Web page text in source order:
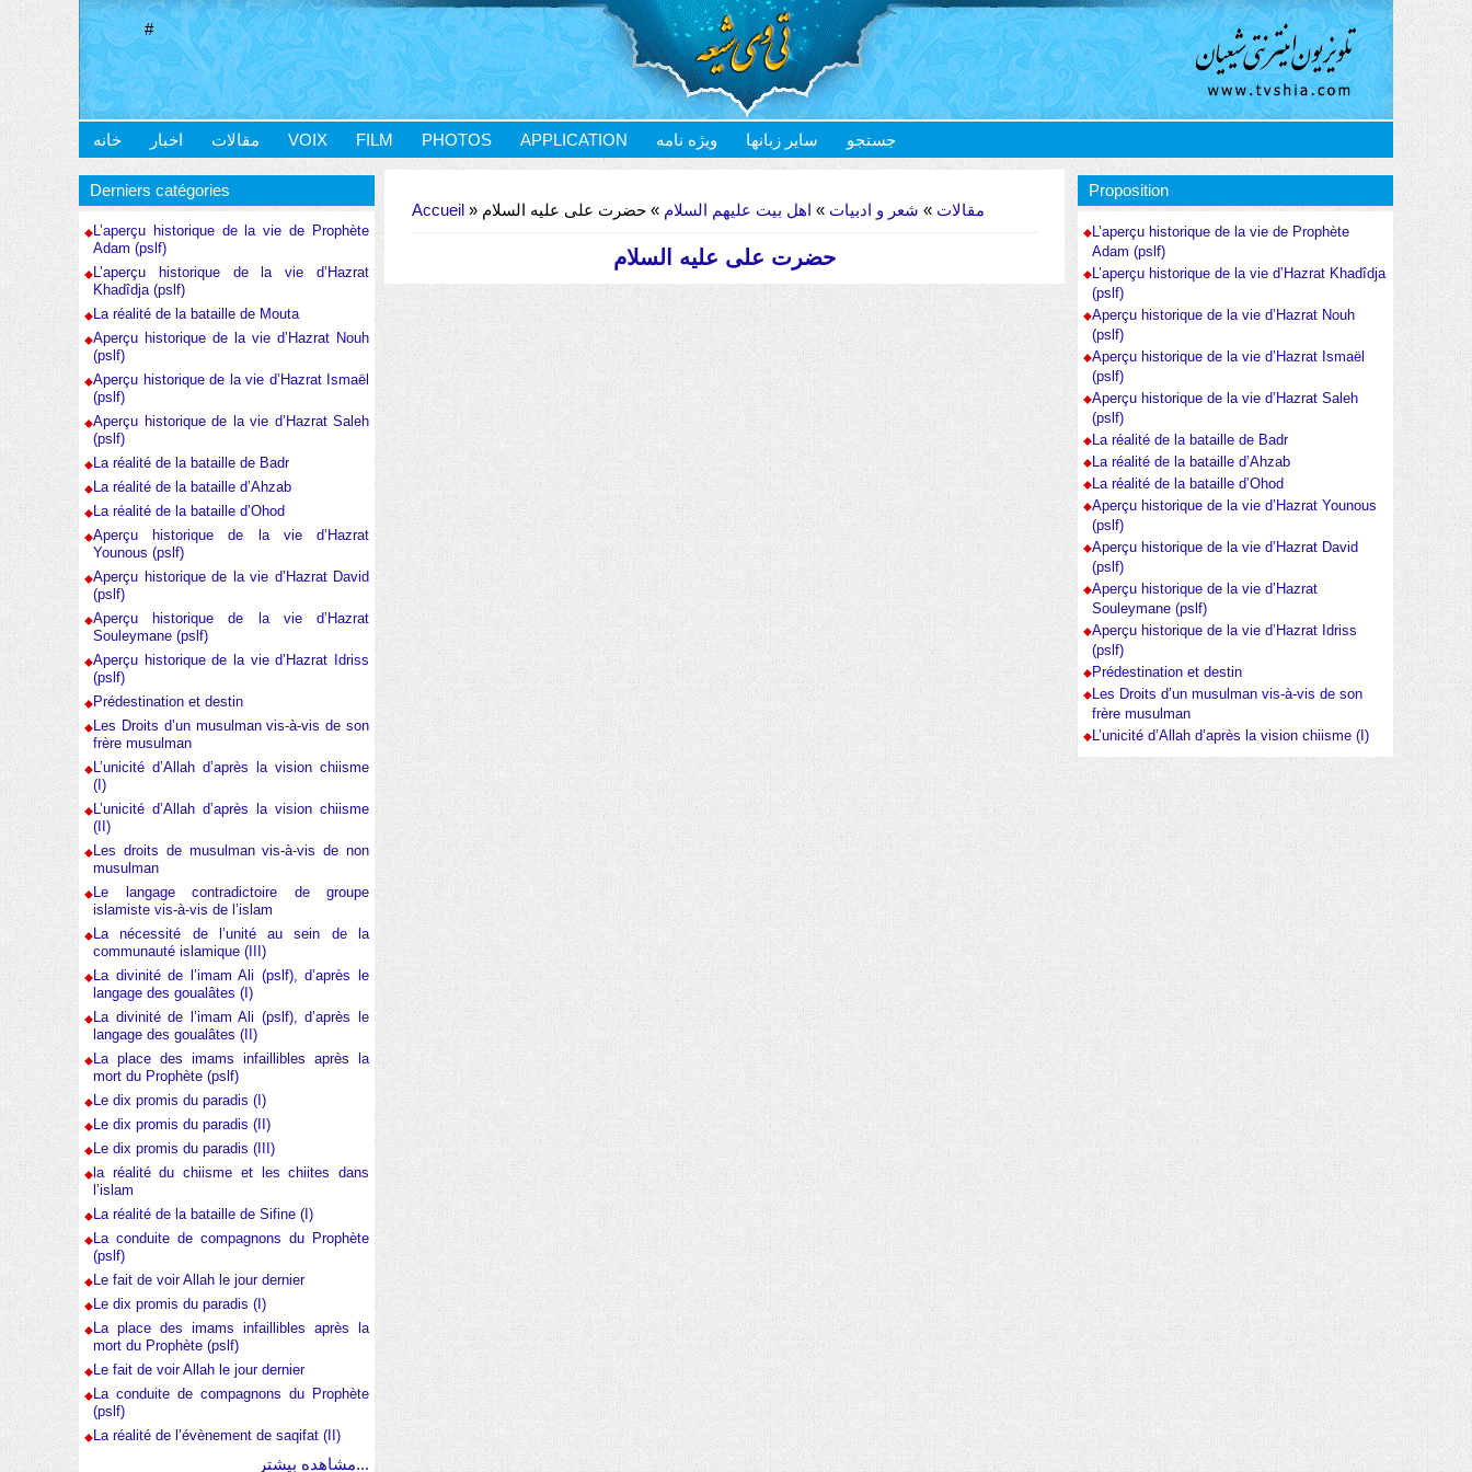
#
خانه اخبار مقالات VOIX FILM PHOTOS APPLICATION ویژه نامه سایر زبانها جستجو
Accueil » مقالات » شعر و ادبیات » اهل بیت علیهم السلام » حضرت علی علیه السلام
حضرت علی علیه السلام
Derniers catégories
L’aperçu historique de la vie de Prophète
Adam (pslf)
L’aperçu historique de la vie d’Hazrat
Khadîdja (pslf)
La réalité de la bataille de Mouta
Aperçu historique de la vie d’Hazrat Nouh
(pslf)
Aperçu historique de la vie d’Hazrat Ismaël
(pslf)
Aperçu historique de la vie d’Hazrat Saleh
(pslf)
La réalité de la bataille de Badr
La réalité de la bataille d’Ahzab
La réalité de la bataille d’Ohod
Aperçu historique de la vie d’Hazrat
Younous (pslf)
Aperçu historique de la vie d’Hazrat David
(pslf)
Aperçu historique de la vie d’Hazrat
Souleymane (pslf)
Aperçu historique de la vie d’Hazrat Idriss
(pslf)
Prédestination et destin
Les Droits d’un musulman vis-à-vis de son
frère musulman
L’unicité d’Allah d’après la vision chiisme
(I)
L’unicité d’Allah d’après la vision chiisme
(II)
Les droits de musulman vis-à-vis de non
musulman
Le langage contradictoire de groupe
islamiste vis-à-vis de l’islam
La nécessité de l’unité au sein de la
communauté islamique (III)
La divinité de l’imam Ali (pslf), d’après le
langage des goualâtes (I)
La divinité de l’imam Ali (pslf), d’après le
langage des goualâtes (II)
La place des imams infaillibles après la
mort du Prophète (pslf)
Le dix promis du paradis (I)
Le dix promis du paradis (II)
Le dix promis du paradis (III)
la réalité du chiisme et les chiites dans
l’islam
La réalité de la bataille de Sifine (I)
La conduite de compagnons du Prophète
(pslf)
Le fait de voir Allah le jour dernier
Le dix promis du paradis (I)
La place des imams infaillibles après la
mort du Prophète (pslf)
Le fait de voir Allah le jour dernier
La conduite de compagnons du Prophète
(pslf)
La réalité de l’évènement de saqifat (II)
مشاهده بیشتر...
Proposition
L’aperçu historique de la vie de Prophète
Adam (pslf)
L’aperçu historique de la vie d’Hazrat Khadîdja
(pslf)
Aperçu historique de la vie d’Hazrat Nouh
(pslf)
Aperçu historique de la vie d’Hazrat Ismaël
(pslf)
Aperçu historique de la vie d’Hazrat Saleh
(pslf)
La réalité de la bataille de Badr
La réalité de la bataille d’Ahzab
La réalité de la bataille d’Ohod
Aperçu historique de la vie d’Hazrat Younous
(pslf)
Aperçu historique de la vie d’Hazrat David
(pslf)
Aperçu historique de la vie d’Hazrat
Souleymane (pslf)
Aperçu historique de la vie d’Hazrat Idriss
(pslf)
Prédestination et destin
Les Droits d’un musulman vis-à-vis de son
frère musulman
L’unicité d’Allah d’après la vision chiisme (I)